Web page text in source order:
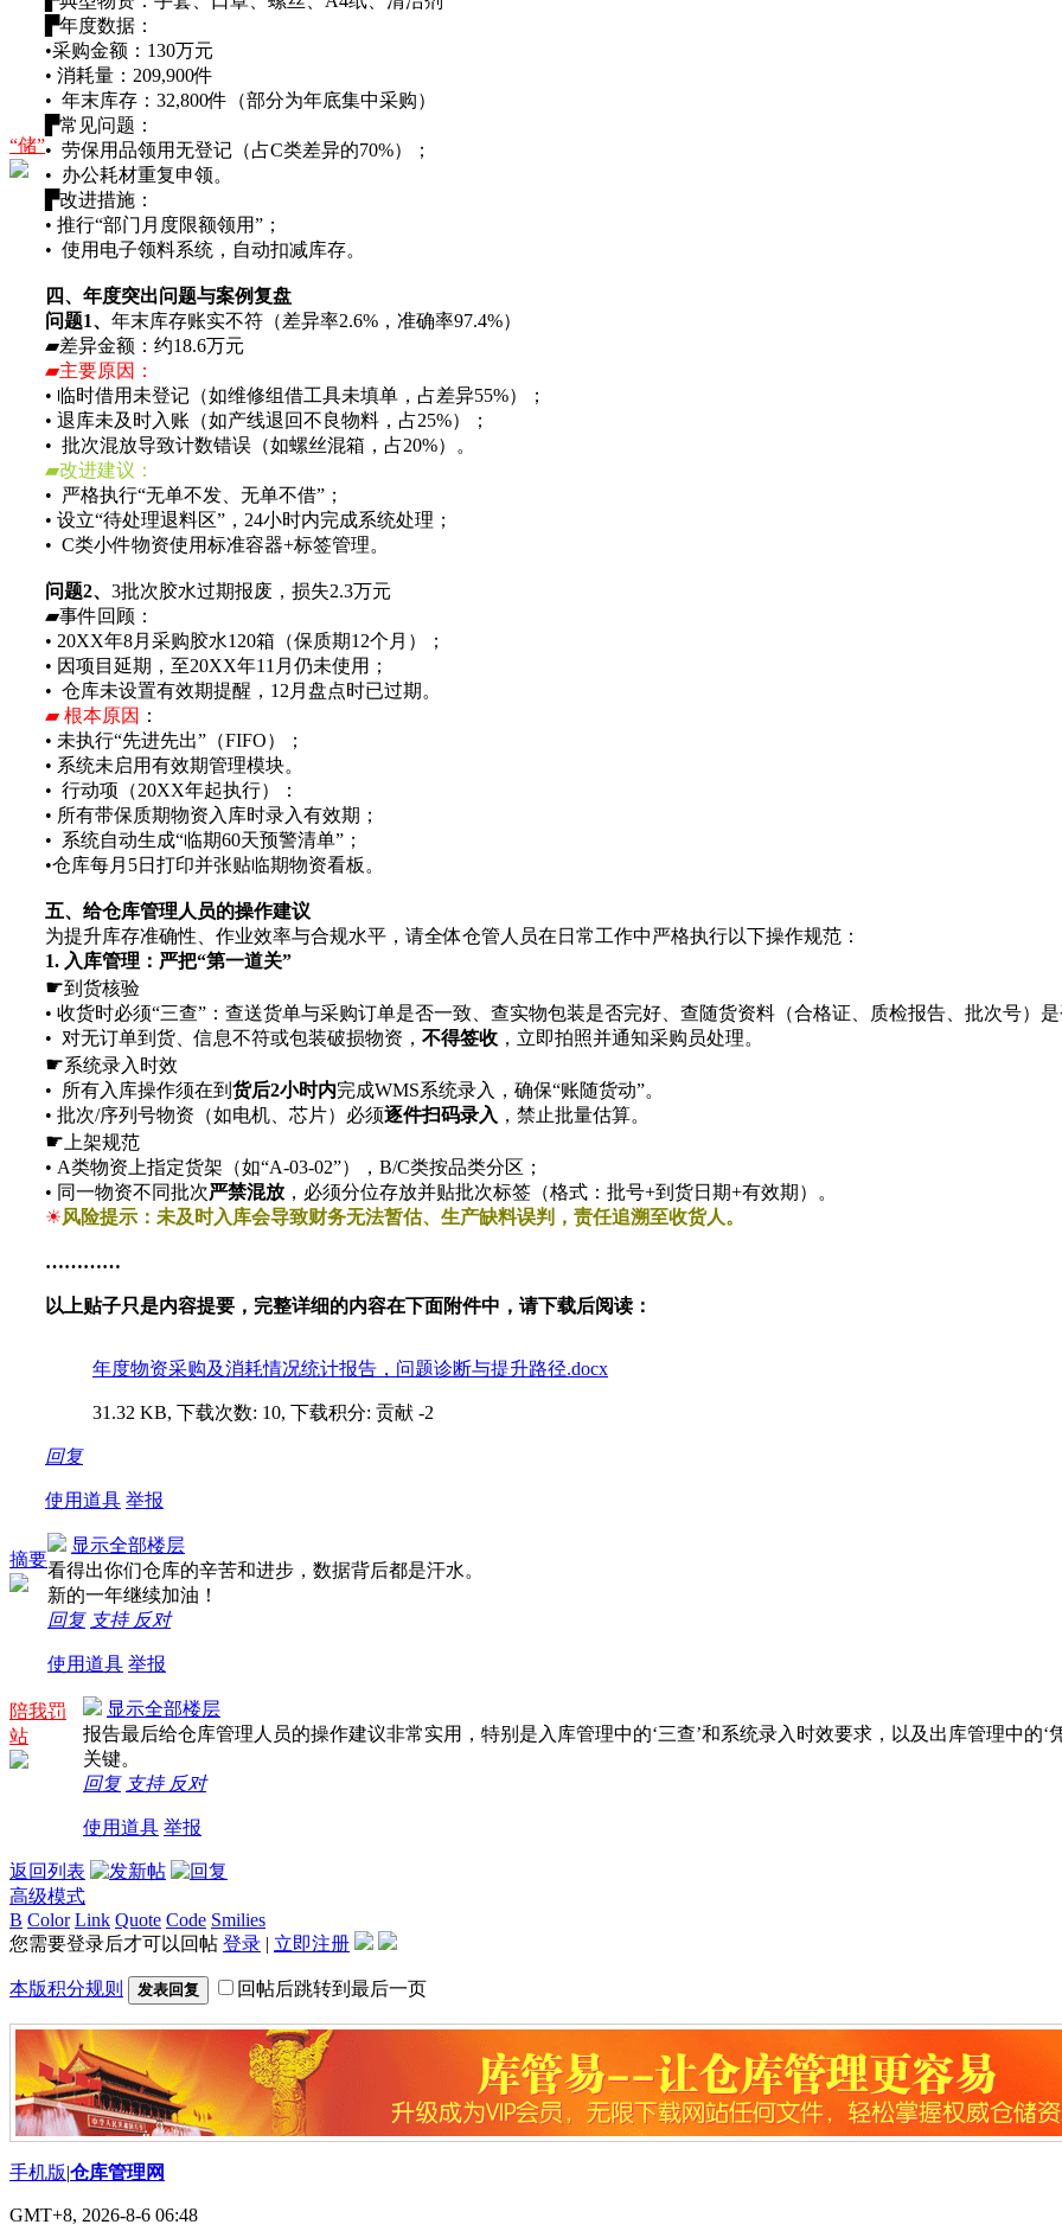
“储”
▛年度数据：
•采购金额：130万元
• 消耗量：209,900件
• 年末库存：32,800件（部分为年底集中采购）
▛常见问题：
• 劳保用品领用无登记（占C类差异的70%）；
• 办公耗材重复申领。
▛改进措施：
• 推行“部门月度限额领用”；
• 使用电子领料系统，自动扣减库存。
四、年度突出问题与案例复盘
问题1、 年末库存账实不符（差异率2.6%，准确率97.4%）
▰差异金额：约18.6万元
▰主要原因：
• 临时借用未登记（如维修组借工具未填单，占差异55%）；
• 退库未及时入账（如产线退回不良物料，占25%）；
• 批次混放导致计数错误（如螺丝混箱，占20%）。
▰改进建议：
• 严格执行“无单不发、无单不借”；
• 设立“待处理退料区”，24小时内完成系统处理；
• C类小件物资使用标准容器+标签管理。
问题2、 3批次胶水过期报废，损失2.3万元
▰事件回顾：
• 20XX年8月采购胶水120箱（保质期12个月）；
• 因项目延期，至20XX年11月仍未使用；
• 仓库未设置有效期提醒，12月盘点时已过期。
▰ 根本原因 ：
• 未执行“先进先出”（FIFO）；
• 系统未启用有效期管理模块。
• 行动项（20XX年起执行）：
• 所有带保质期物资入库时录入有效期；
• 系统自动生成“临期60天预警清单”；
•仓库每月5日打印并张贴临期物资看板。
五、给仓库管理人员的操作建议
为提升库存准确性、作业效率与合规水平，请全体仓管人员在日常工作中严格执行以下操作规范：
1. 入库管理：严把“第一道关”
☛到货核验
• 收货时必须“三查”：查送货单与采购订单是否一致、查实物包装是否完好、查随货资料（合格证、质检报告、批次号）是
• 对无订单到货、信息不符或包装破损物资， 不得签收 ，立即拍照并通知采购员处理。
☛系统录入时效
• 所有入库操作须在到 货后2小时内完成WMS系统录入，确保“账随货动”。
• 批次/序列号物资（如电机、芯片）必须逐件扫码录入 ，禁止批量估算。
☛ 上架规范
• A类物资上指定货架（如“A-03-02”），B/C类按品类分区；
• 同一物资不同批次严禁混放 ，必须分位存放并贴批次标签（格式：批号+到货日期+有效期）。
☀风险提示：未及时入库会导致财务无法暂估、生产缺料误判，责任追溯至收货人。
…………
以上贴子只是内容提要，完整详细的内容在下面附件中，请下载后阅读：
年度物资采购及消耗情况统计报告，问题诊断与提升路径.docx
31.32 KB, 下载次数: 10, 下载积分: 贡献 -2
回复
使用道具 举报
摘要
显示全部楼层
看得出你们仓库的辛苦和进步，数据背后都是汗水。
新的一年继续加油！
回复 支持 反对
使用道具 举报
陪我罚
站
显示全部楼层
报告最后给仓库管理人员的操作建议非常实用，特别是入库管理中的‘三查’和系统录入时效要求，以及出库管理中的
关键。
回复 支持 反对
使用道具 举报
返回列表
高级模式
B Color Link Quote Code Smilies
您需要登录后才可以回帖 登录 | 立即注册
本版积分规则 发表回复 回帖后跳转到最后一页
手机版|仓库管理网
GMT+8, 2026-8-6 06:48